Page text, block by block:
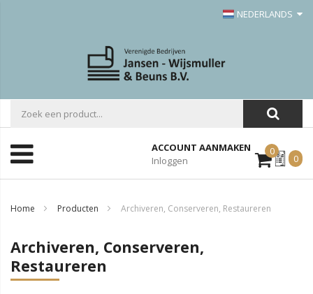
NEDERLANDS
ACCOUNT AANMAKEN
Inloggen
0Mijn
Offerte
0
Home Producten Archiveren, Conserveren, Restaureren
Archiveren, Conserveren,
Restaureren